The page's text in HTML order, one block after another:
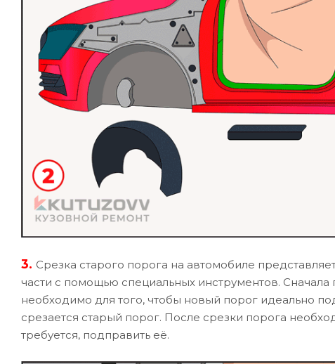
3. Срезка старого порога на автомобиле
части с помощью специальных инструментов.
необходимо для того, чтобы новый порог идеально
срезается старый порог. После срезки порога
требуется, подправить её.